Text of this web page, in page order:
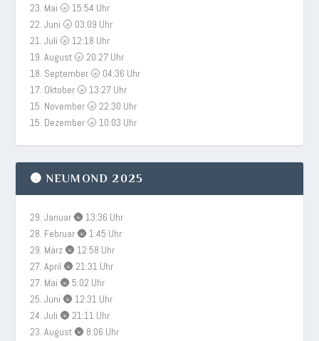
23. Mai 🌝 15:54 Uhr
22. Juni 🌝 03:09 Uhr
21. Juli 🌝 12:18 Uhr
19. August 🌝 20:27 Uhr
18. September 🌝 04:36 Uhr
17. Oktober 🌝 13:27 Uhr
15. November 🌝 22:30 Uhr
15. Dezember 🌝 10:03 Uhr
🌚 NEUMOND 2025
29. Januar 🌚 13:36 Uhr
28. Februar 🌚 1:45 Uhr
29. März 🌚 12:58 Uhr
27. April 🌚 21:31 Uhr
27. Mai 🌚 5:02 Uhr
25. Juni 🌚 12:31 Uhr
24. Juli 🌚 21:11 Uhr
23. August 🌚 8:06 Uhr